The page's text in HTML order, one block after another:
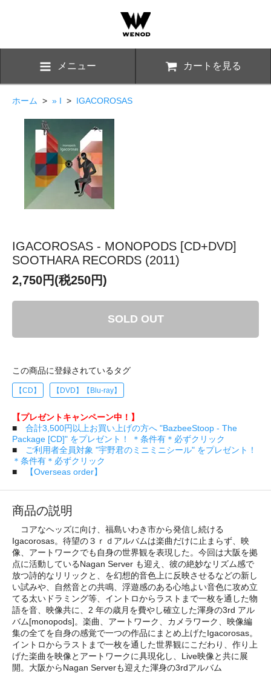
メニュー カートを見る
ホーム > » I > IGACOROSAS
IGACOROSAS - MONOPODS [CD+DVD]
SOOTHARA RECORDS (2011)
2,750円(税250円)
SOLD OUT
この商品に登録されているタグ
【CD】 【DVD】【Blu-ray】
【プレゼントキャンペーン中！】
■ 合計3,500円以上お買い上げの方へ "BazbeeStoop - The
Package [CD]" をプレゼント！ ＊条件有＊必ずクリック
■
ご利用者全員対象 "宇野君のミニミニシール" をプレゼント！
＊条件有＊必ずクリック
■
【Overseas order】
商品の説明
コアなヘッズに向け、福島いわき市から発信し続ける
Igacorosas。待望の３ｒｄアルバムは楽曲だけに止まらず、映
像、アートワークでも自身の世界観を表現した。今回は大阪を拠
点に活動しているNagan Server も迎え、彼の絶妙なリズム感で
放つ詩的なリリックと、を幻想的音色上に反映させるなどの新し
い試みや、自然音との共鳴、浮遊感のある心地よい音色に攻め立
てる太いドラミング等、イントロからラストまで一枚を通した物
語を音、映像共に、2 年の歳月を費やし確立した渾身の3rd アル
バム[monopods]。楽曲、アートワーク、カメラワーク、映像編
集の全てを自身の感覚で一つの作品にまとめ上げたIgacorosas。
イントロからラストまで一枚を通した世界観にこだわり、作り上
げた楽曲を映像とアートワークに具現化し、Live映像と共に展
開。大阪からNagan Serverも迎えた渾身の3rdアルバム